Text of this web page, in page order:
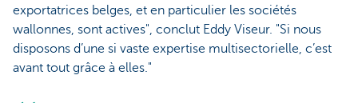
exportatrices belges, et en particulier les sociétés
wallonnes, sont actives", conclut Eddy Viseur. "Si nous
disposons d’une si vaste expertise multisectorielle, c’est
avant tout grâce à elles."